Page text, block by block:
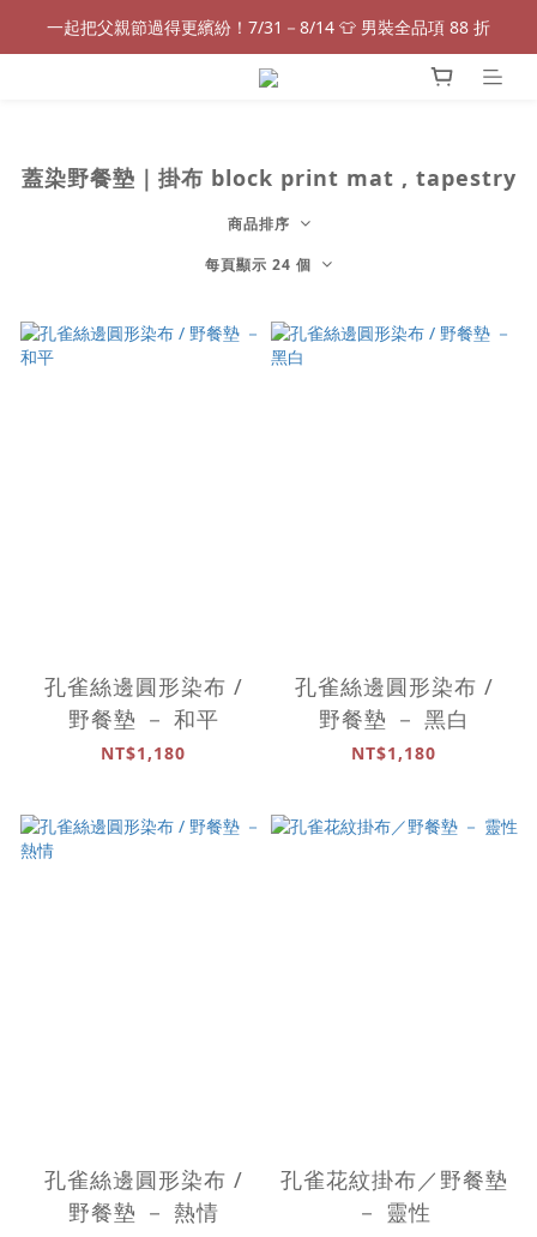
一起把父親節過得更繽紛！7/31－8/14 👕 男裝全品項 88 折
一起把父親節過得更繽紛！7/31－8/14 👕 男裝全品項 88 折
免費加入探索旅人，解鎖更多會員優惠吧！
一起把父親節過得更繽紛！7/31－8/14 👕 男裝全品項 88 折
蓋染野餐墊｜掛布 block print mat , tapestry
商品排序
每頁顯示 24 個
孔雀絲邊圓形染布 /
野餐墊 － 和平
NT$1,180
孔雀絲邊圓形染布 /
野餐墊 － 黑白
NT$1,180
孔雀絲邊圓形染布 /
野餐墊 － 熱情
孔雀花紋掛布／野餐墊
－ 靈性